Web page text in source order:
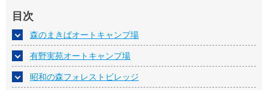
目次
森のまきばオートキャンプ場
有野実苑オートキャンプ場
昭和の森フォレストビレッジ